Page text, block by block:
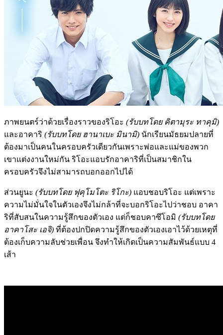
ภาพยนตร์ว่าด้วยเรื่องราวของริโอะ (รับบทโดย คิตามุระ ทาคุมิ)
และอาคาริ (รับบทโดย ฮานาเบะ มินามิ) นักเรียนมัธยมปลายที่
ต้องมาเป็นคนในครอบครัวเดียวกันเพราะพ่อและแม่ของพวก
เขาแต่งงานใหม่กัน ริโอะแอบรักอาคาริที่เป็นสมาชิกใน
ครอบครัวจึงไม่สามารถบอกออกไปได้
ส่วนยูนะ (รับบทโดย ฟุคุโมโตะ ริโกะ) แอบชอบริโอะ แต่เพราะ
ความไม่มั่นใจในตัวเองจึงไม่กล้าที่จะบอกริโอะไปว่าชอบ อาคา
ริที่สับสนในความรู้สึกของตัวเอง แต่ก็ชอบคาซึโอมิ (รับบทโดย
อาคาโสะ เอจิ) ที่ต้องปกปิดความรู้สึกของตัวเองเอาไว้ด้วยเหตุที่
ต้องเก็บความลับช่วยเพื่อน จึงทำให้เกิดเป็นความสัมพันธ์แบบ 4
เส้า